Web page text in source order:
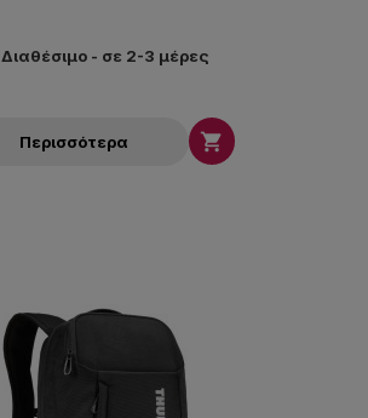
Διαθέσιμο - σε 2-3 μέρες
Περισσότερα 